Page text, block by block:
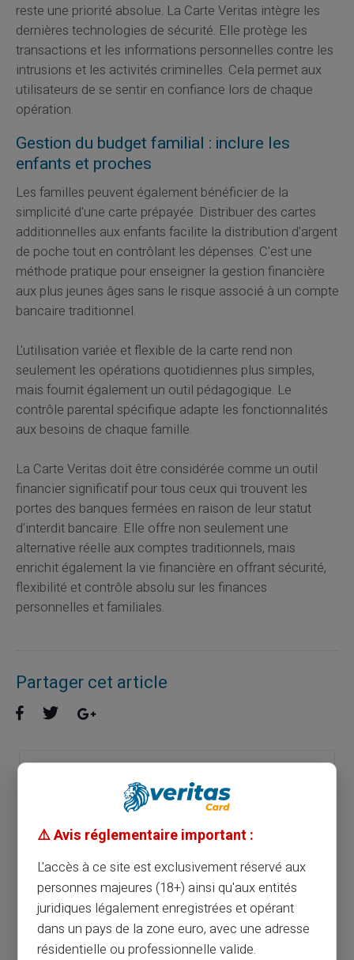
reste une priorité absolue. La Carte Veritas intègre les
dernières technologies de sécurité. Elle protège les
transactions et les informations personnelles contre les
intrusions et les activités criminelles. Cela permet aux
utilisateurs de se sentir en confiance lors de chaque
opération.
Gestion du budget familial : inclure les
enfants et proches
Les familles peuvent également bénéficier de la
simplicité d'une carte prépayée. Distribuer des cartes
additionnelles aux enfants facilite la distribution d'argent
de poche tout en contrôlant les dépenses. C'est une
méthode pratique pour enseigner la gestion financière
aux plus jeunes âges sans le risque associé à un compte
bancaire traditionnel.
L'utilisation variée et flexible de la carte rend non
seulement les opérations quotidiennes plus simples,
mais fournit également un outil pédagogique. Le
contrôle parental spécifique adapte les fonctionnalités
aux besoins de chaque famille.
La Carte Veritas doit être considérée comme un outil
financier significatif pour tous ceux qui trouvent les
portes des banques fermées en raison de leur statut
d'interdit bancaire. Elle offre non seulement une
alternative réelle aux comptes traditionnels, mais
enrichit également la vie financière en offrant sécurité,
flexibilité et contrôle absolu sur les finances
personnelles et familiales.
Partager cet article
budget serré : un outil judicieux
Article précédent
La carte prépayée pour interdits bancaires :
une solution adaptée
⚠️ Avis réglementaire important :
L'accès à ce site est exclusivement réservé aux
personnes majeures (18+) ainsi qu'aux entités
juridiques légalement enregistrées et opérant
dans un pays de la zone euro, avec une adresse
résidentielle ou professionnelle valide.